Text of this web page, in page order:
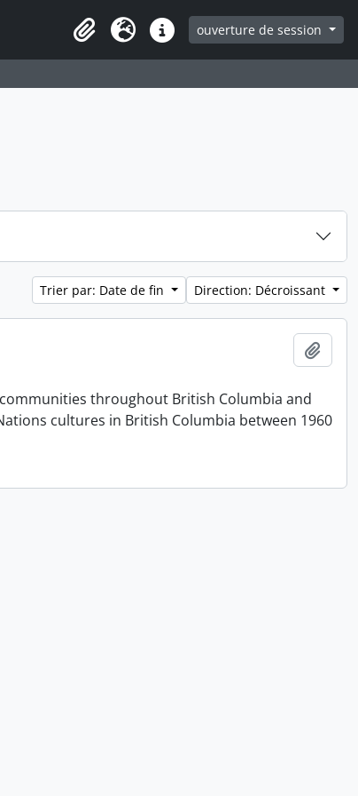
ClipboardLangueLiens rapidesouverture de session
Trier par: Date de fin Direction: Décroissant
throughout British Columbia and
cultures in British Columbia between 1960